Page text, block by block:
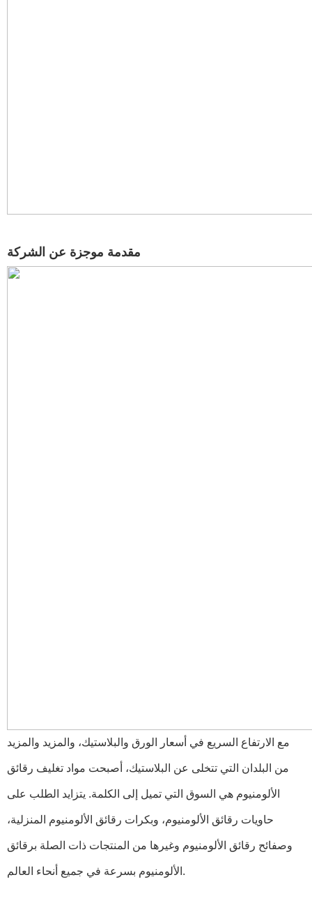
مقدمة موجزة عن الشركة
مع الارتفاع السريع في أسعار الورق والبلاستيك، والمزيد والمزيد
من البلدان التي تتخلى عن البلاستيك، أصبحت مواد تغليف رقائق
الألومنيوم هي السوق التي تميل إلى الكلمة. يتزايد الطلب على
حاويات رقائق الألومنيوم، وبكرات رقائق الألومنيوم المنزلية،
وصفائح رقائق الألومنيوم وغيرها من المنتجات ذات الصلة برقائق
الألومنيوم بسرعة في جميع أنحاء العالم.